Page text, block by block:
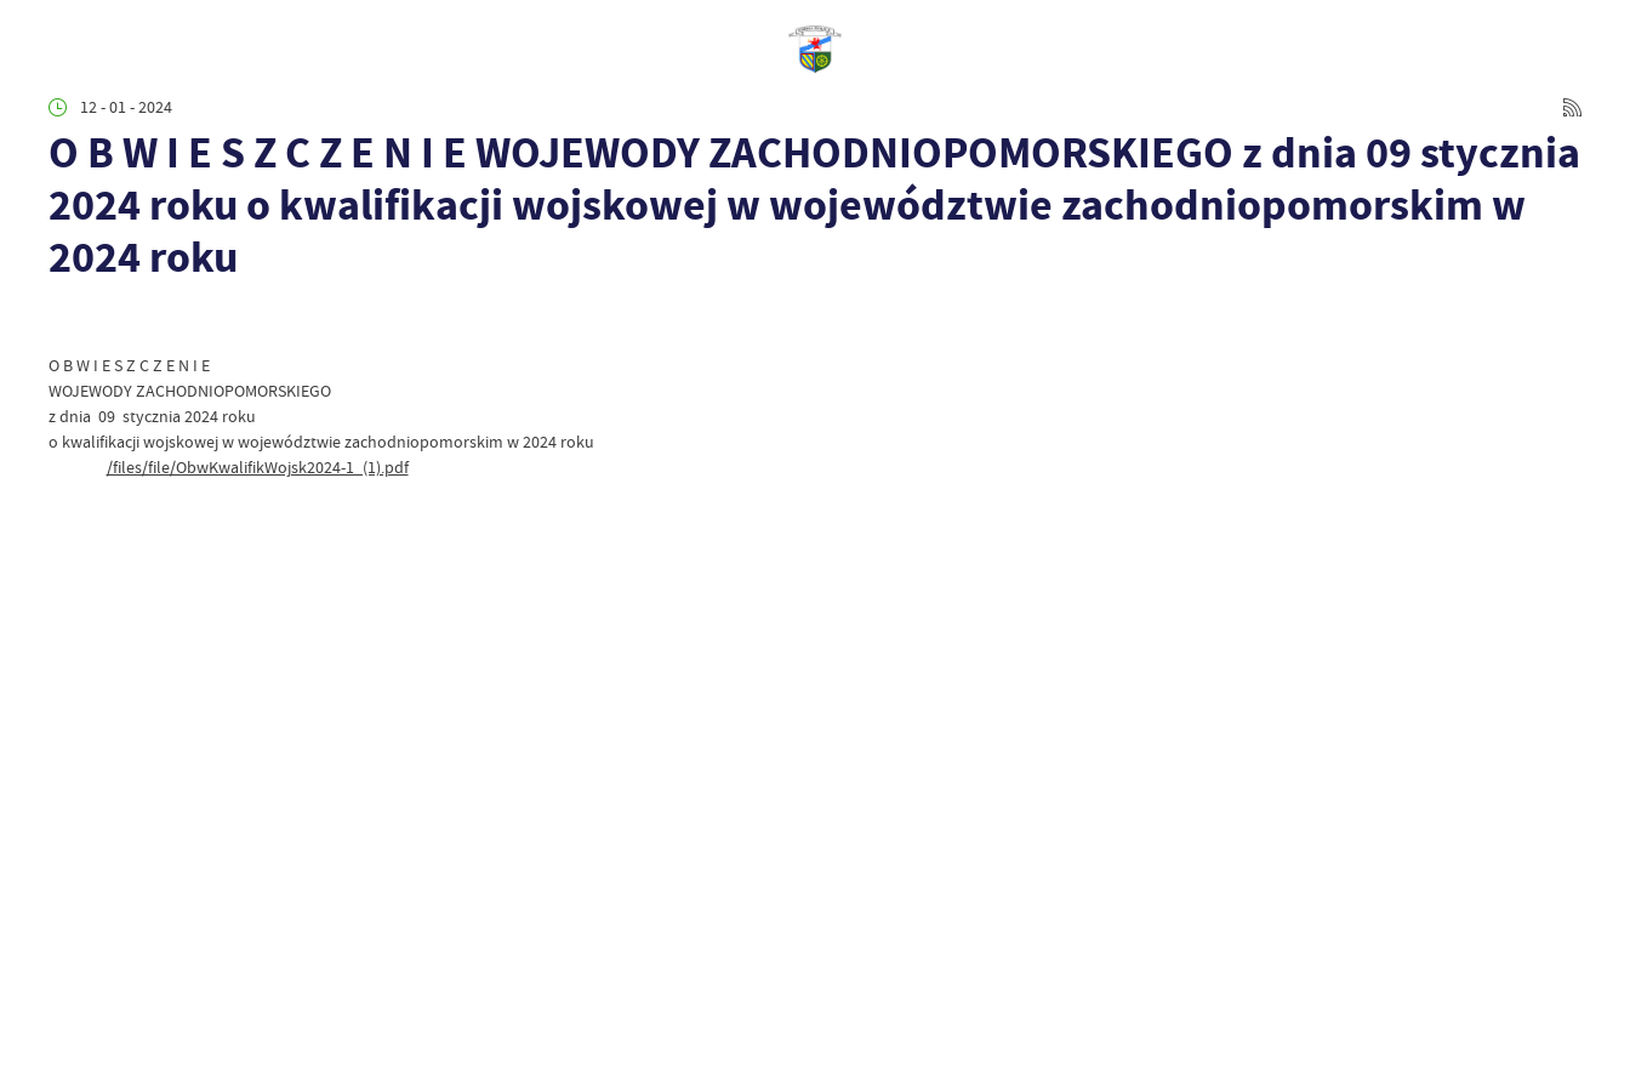
12 - 01 - 2024
O B W I E S Z C Z E N I E WOJEWODY ZACHODNIOPOMORSKIEGO z dnia 09 stycznia
2024 roku o kwalifikacji wojskowej w województwie zachodniopomorskim w
2024 roku
O B W I E S Z C Z E N I E
WOJEWODY ZACHODNIOPOMORSKIEGO
z dnia 09 stycznia 2024 roku
o kwalifikacji wojskowej w województwie zachodniopomorskim w 2024 roku
/files/file/ObwKwalifikWojsk2024-1_(1).pdf